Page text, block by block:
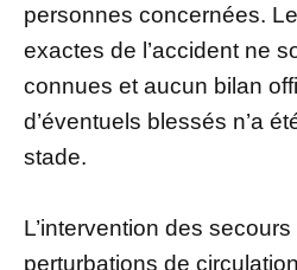
personnes concernées.
exactes de l’accident ne
connues et aucun bilan
d’éventuels blessés n’a
stade.
L’intervention des
perturbations de